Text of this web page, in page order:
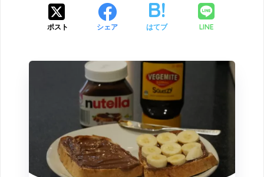
ポスト シェア はてブ LINE